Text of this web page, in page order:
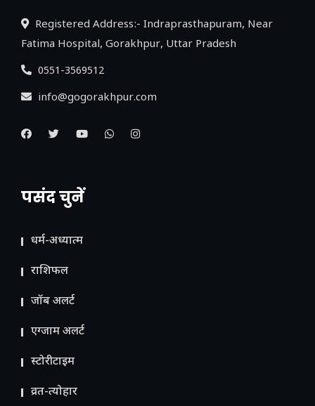
Registered Address:- Indraprasthapuram, Near
Fatima Hospital, Gorakhpur, Uttar Pradesh
0551-3569512
info@gogorakhpur.com
पसंद चुनें
धर्म-अध्यात्म
राशिफल
जॉब अलर्ट
एग्जाम अलर्ट
स्टोरीटाइम
व्रत-त्योहार